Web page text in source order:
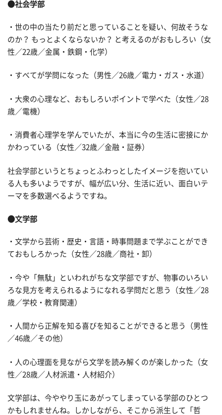
●社会学部
・世の中の当たり前だと思っていることを疑い、何故そうな
のか？ もっとよくならないか？ と考えるのがおもしろい（女
性／22歳／金属・鉄鋼・化学）
・すべてが学問になった（男性／26歳／電力・ガス・水道）
・大衆の心理など、おもしろいポイントで学べた（女性／28
歳／電機）
・消費者心理学を学んでいたが、本当に今の生活に密接にか
かわっている（女性／32歳／金融・証券）
社会学部というとちょっとふわっとしたイメージを抱いてい
る人も多いようですが、幅が広い分、生活に近い、面白いテ
ーマを多数選べるようですね。
●文学部
・文学から芸術・歴史・言語・時事問題まで学ぶことができ
ておもしろかった（女性／28歳／商社・卸）
・今や「無駄」といわれがちな文学部ですが、物事のいろい
ろな見方を考えられるようになれる学問だと思う（女性／28
歳／学校・教育関連）
・人間から正解を知る喜びを知ることができると思う（男性
／46歳／その他）
・人の心理面を見ながら文学を読み解くのが楽しかった（女
性／28歳／人材派遣・人材紹介）
文学部は、今ややり玉にあがってしまっている学部のひとつ
かもしれませんね。しかしながら、そこから派生して「哲